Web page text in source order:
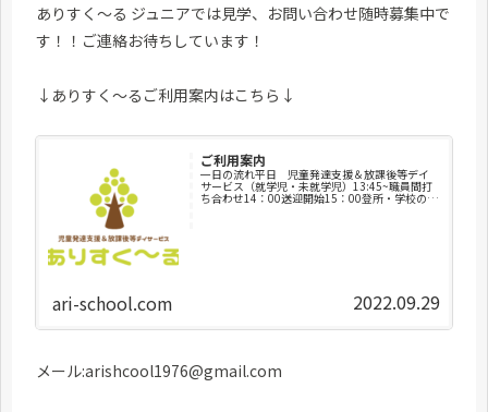
ありすく～る ジュニアでは見学、お問い合わせ随時募集中で
す！！ご連絡お待ちしています！
↓ありすく～るご利用案内はこちら↓
ご利用案内
一日の流れ平日 児童発達支援＆放課後等デイ
サービス（就学児・未就学児）13:45~職員間打
ち合わせ14：00送迎開始15：00登所・学校の宿
題・健康チェック・荷物整理・トイレ・水分補
ari-school.com 2022.09.29
メール:arishcool1976@gmail.com